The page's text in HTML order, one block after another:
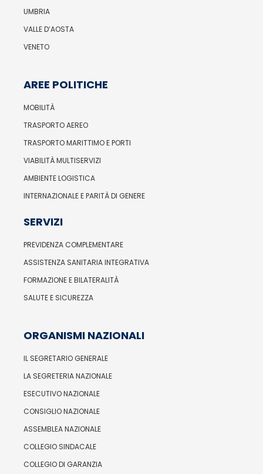
UMBRIA
VALLE D’AOSTA
VENETO
AREE POLITICHE
MOBILITÀ
TRASPORTO AEREO
TRASPORTO MARITTIMO E PORTI
VIABILITÀ MULTISERVIZI
AMBIENTE LOGISTICA
INTERNAZIONALE E PARITÀ DI GENERE
SERVIZI
PREVIDENZA COMPLEMENTARE
ASSISTENZA SANITARIA INTEGRATIVA
FORMAZIONE E BILATERALITÀ
SALUTE E SICUREZZA
ORGANISMI NAZIONALI
IL SEGRETARIO GENERALE
LA SEGRETERIA NAZIONALE
ESECUTIVO NAZIONALE
CONSIGLIO NAZIONALE
ASSEMBLEA NAZIONALE
COLLEGIO SINDACALE
COLLEGIO DI GARANZIA